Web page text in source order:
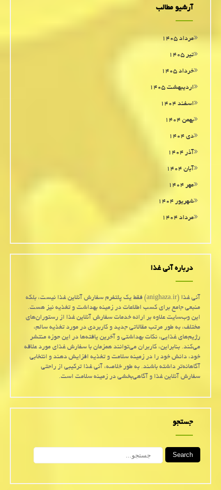
آرشیو مطالب
مرداد ۱۴۰۵
تیر ۱۴۰۵
خرداد ۱۴۰۵
اردیبهشت ۱۴۰۵
اسفند ۱۴۰۴
بهمن ۱۴۰۴
دی ۱۴۰۴
آذر ۱۴۰۴
آبان ۱۴۰۴
مهر ۱۴۰۴
شهریور ۱۴۰۴
مرداد ۱۴۰۴
درباره آنی غذا
آنی غذا (anighaza.ir) فقط یک پلتفرم سفارش آنلاین غذا نیست، بلکه
منبعی جامع برای کسب اطلاعات در زمینه بهداشت و تغذیه نیز هست.
این وب‌سایت علاوه بر ارائه خدمات سفارش آنلاین غذا از رستوران‌های
مختلف، به طور مرتب مقالاتی جدید و کاربردی در مورد تغذیه سالم،
رژیم‌های غذایی، نکات بهداشتی و آخرین یافته‌ها در این حوزه منتشر
می‌کند. بنابراین، کاربران می‌توانند همزمان با سفارش غذای مورد علاقه
خود، دانش خود را در زمینه سلامت و تغذیه افزایش دهند و انتخابی
آگاهانه‌تر داشته باشند. به طور خلاصه، آنی غذا ترکیبی از راحتی
سفارش آنلاین غذا و آگاهی‌بخشی در زمینه سلامت است.
جستجو
Search